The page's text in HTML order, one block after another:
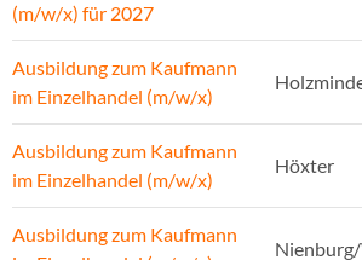
(m/w/x) für 2027
Ausbildung zum Kaufmann
im Einzelhandel (m/w/x)
Ausbildung zum Kaufmann
im Einzelhandel (m/w/x)
Höxter
Ausbildung zum Kaufmann